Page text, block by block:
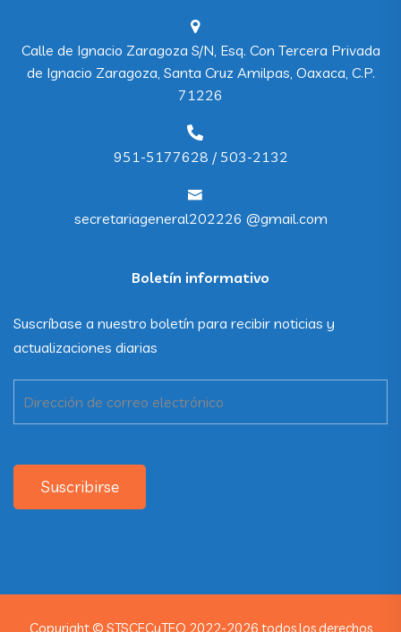
Calle de Ignacio Zaragoza S/N, Esq. Con Tercera Privada
de Ignacio Zaragoza, Santa Cruz Amilpas, Oaxaca, C.P.
71226
951-5177628 / 503-2132
secretariageneral202226 @gmail.com
Boletín informativo
Suscríbase a nuestro boletín para recibir noticias y
actualizaciones diarias
Suscribirse
Copyright © STSCECyTEO 2022-2026 todos los derechos